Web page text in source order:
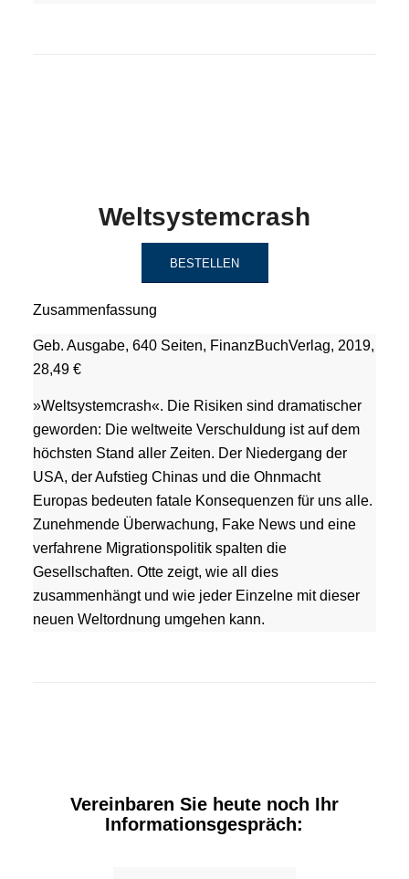
Weltsystemcrash
BESTELLEN
Zusammenfassung
Geb. Ausgabe, 640 Seiten, FinanzBuchVerlag, 2019,
28,49 €
»Weltsystemcrash«. Die Risiken sind dramatischer
geworden: Die weltweite Verschuldung ist auf dem
höchsten Stand aller Zeiten. Der Niedergang der
USA, der Aufstieg Chinas und die Ohnmacht
Europas bedeuten fatale Konsequenzen für uns alle.
Zunehmende Überwachung, Fake News und eine
verfahrene Migrationspolitik spalten die
Gesellschaften. Otte zeigt, wie all dies
zusammenhängt und wie jeder Einzelne mit dieser
neuen Weltordnung umgehen kann.
Vereinbaren Sie heute noch Ihr
Informationsgespräch: